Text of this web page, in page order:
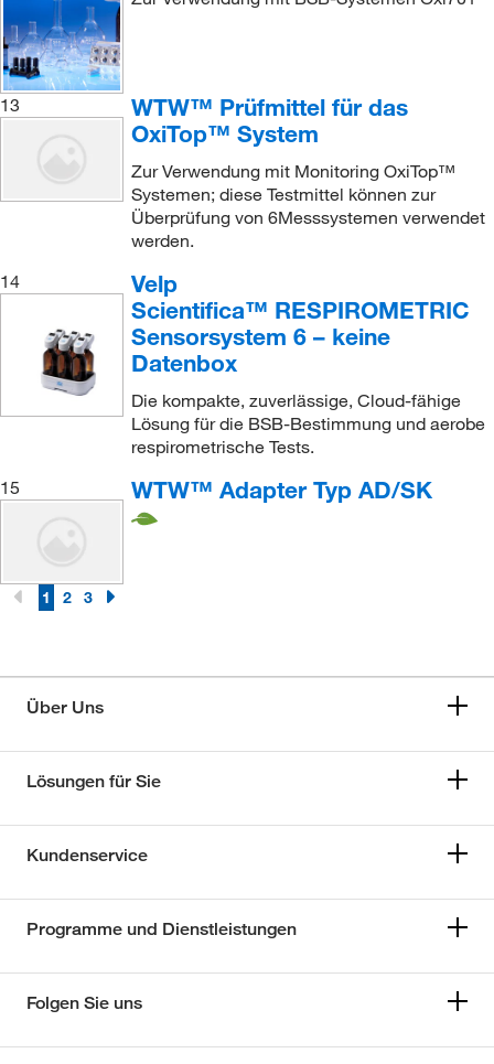
13
WTW™ Prüfmittel für das
OxiTop™ System
Zur Verwendung mit Monitoring OxiTop™
Systemen; diese Testmittel können zur
Überprüfung von 6Messsystemen verwendet
werden.
14
Velp
Scientifica™ RESPIROMETRIC
Sensorsystem 6 – keine
Datenbox
Die kompakte, zuverlässige, Cloud-fähige
Lösung für die BSB-Bestimmung und aerobe
respirometrische Tests.
15
WTW™ Adapter Typ AD/SK
1 2 3
Über Uns
Lösungen für Sie
Kundenservice
Programme und Dienstleistungen
Folgen Sie uns